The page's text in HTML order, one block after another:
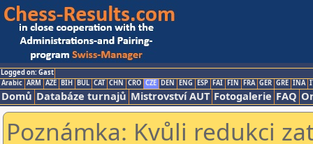
Logged on: Gast
Arabic ARM AZE BIH BUL CAT CHN CRO CZE DEN ENG ESP FAI FIN FRA GER GRE INA
Domů Databáze turnajů Mistrovství AUT Fotogalerie FAQ
Poznámka: Kvůli redukci